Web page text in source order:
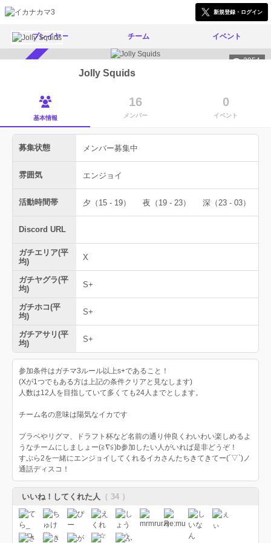
新規登録・ログイン
プレイヤー チーム イベント
2954
Jolly Squids
基本情報
16
メンバー
0
イベント
募集状態 メンバー募集中
雰囲気 エンジョイ
活動時間帯 夕（15 - 19） 夜（19 - 23） 深（23 - 03）
Discord URL
ガチエリア(平
均)
X
ガチヤグラ(平
均)
S+
ガチホコ(平
均)
S+
ガチアサリ(平
均)
S+
参加条件はガチマ3ルール以上s+であること！
(Xが1つでもある方は上記の条件クリアと見なします)
人数は12人を目指していて多くても24人までとします。
チーム名の意味は陽気なイカです
プラベやリグマ、ドラフト杯など名前の通り仲良くわいわい楽しめるよ
うなチームにしましょー(≧∇≦)b参加したい人がいれば是非どうぞ！
すぷら2を一緒にエンジョイしてくれるイカさんたちきてきてー(´▽`)ノ
通話ディスコ！
いいね！してくれた人 （ 34 ）